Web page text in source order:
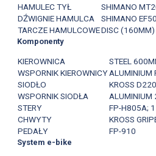
HAMULEC TYŁ
SHIMANO
DŹWIGNIE HAMULCA
SHIMANO
TARCZE HAMULCOWEDISC (160MM)
Komponenty
KIEROWNICA
STEEL
WSPORNIK KIEROWNICY ALUMINIUM
SIODŁO
KROSS
WSPORNIK SIODŁA
STERY
FP-H805A;
CHWYTY
KROSS
PEDAŁY
FP-910
System e-bike